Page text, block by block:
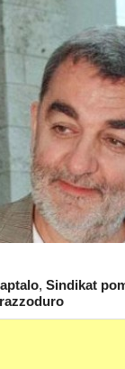
, Sindikat